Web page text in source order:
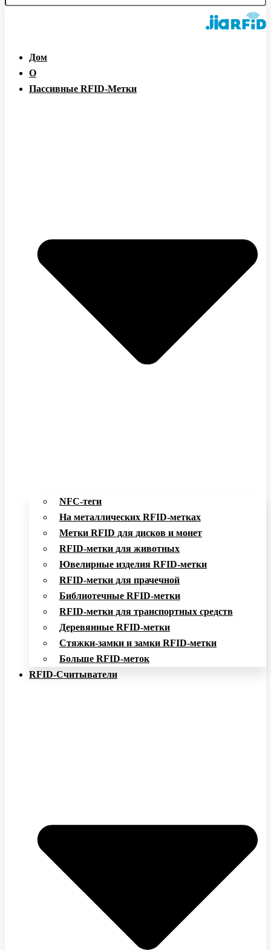
Дом
О
Пассивные RFID-Метки
NFC-теги
На металлических RFID-метках
Метки RFID для дисков и монет
RFID-метки для животных
Ювелирные изделия RFID-метки
RFID-метки для прачечной
Библиотечные RFID-метки
RFID-метки для транспортных средств
Деревянные RFID-метки
Стяжки-замки и замки RFID-метки
Больше RFID-меток
RFID-Считыватели